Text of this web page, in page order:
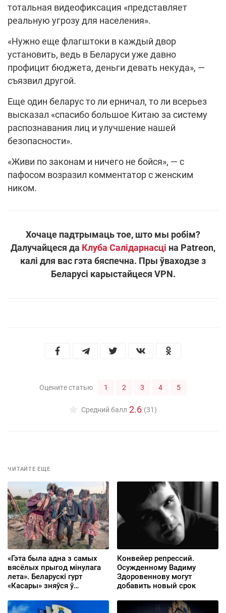
тотальная видеофиксация «представляет
реальную угрозу для населения».
«Нужно еще флагштоки в каждый двор
установить, ведь в Беларуси уже давно
профицит бюджета, деньги девать некуда», —
съязвил другой.
Еще один беларус то ли ерничал, то ли всерьез
высказал «спасибо большое Китаю за систему
распознавания лиц и улучшение нашей
безопасности».
«Живи по законам и ничего не бойся», — с
пафосом возразил комментатор с женским
ником.
Хочаце падтрымаць тое, што мы робім?
Далучайцеся да Клуба Салідарнасці на Patreon,
калі для вас гэта бяспечна. Пры ўваходзе з
Беларусі карыстайцеся VPN.
Оцените статью 1 2 3 4 5
Средний балл 2.6 (31)
ЧИТАЙТЕ ЕЩЕ
«Гэта была адна з самых
вясёлых прыгод мінулага
лета». Беларускі гурт
«Касары» зняўся ў
папулярнага польскага
Конвейер репрессий.
Осужденному Вадиму
Здоровеннову могут
добавить новый срок